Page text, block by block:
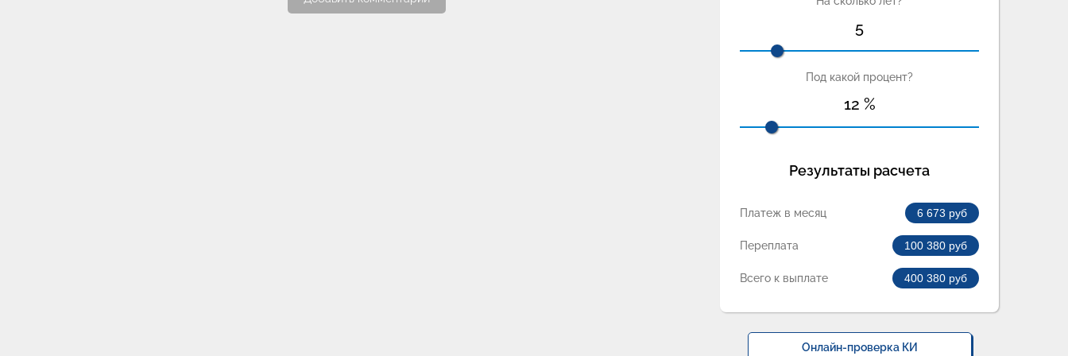
5
Под какой процент?
12 %
Результаты расчета
Платеж в месяц 6 673 руб
Переплата 100 380 руб
Всего к выплате 400 380 руб
Онлайн-проверка КИ